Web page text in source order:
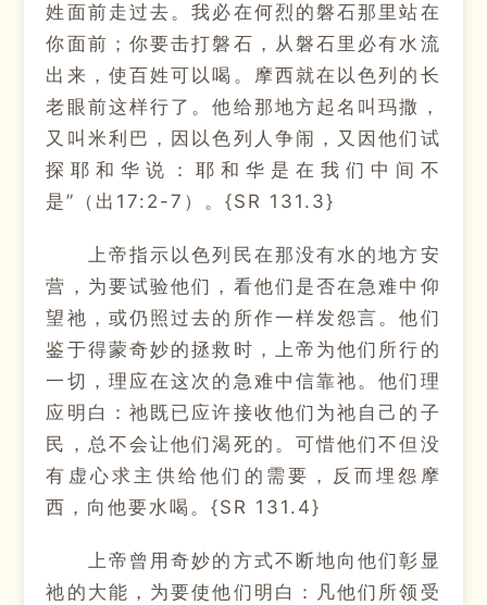
姓面前走过去。我必在何烈的磐石那里站在
你面前；你要击打磐石，从磐石里必有水流
出来，使百姓可以喝。摩西就在以色列的长
老眼前这样行了。他给那地方起名叫玛撒，
又叫米利巴，因以色列人争闹，又因他们试
探耶和华说：耶和华是在我们中间不
是”（出17:2-7）。{SR 131.3}
上帝指示以色列民在那没有水的地方安
营，为要试验他们，看他们是否在急难中仰
望祂，或仍照过去的所作一样发怨言。他们
鉴于得蒙奇妙的拯救时，上帝为他们所行的
一切，理应在这次的急难中信靠祂。他们理
应明白：祂既已应许接收他们为祂自己的子
民，总不会让他们渴死的。可惜他们不但没
有虚心求主供给他们的需要，反而埋怨摩
西，向他要水喝。{SR 131.4}
上帝曾用奇妙的方式不断地向他们彰显
祂的大能，为要使他们明白：凡他们所领受